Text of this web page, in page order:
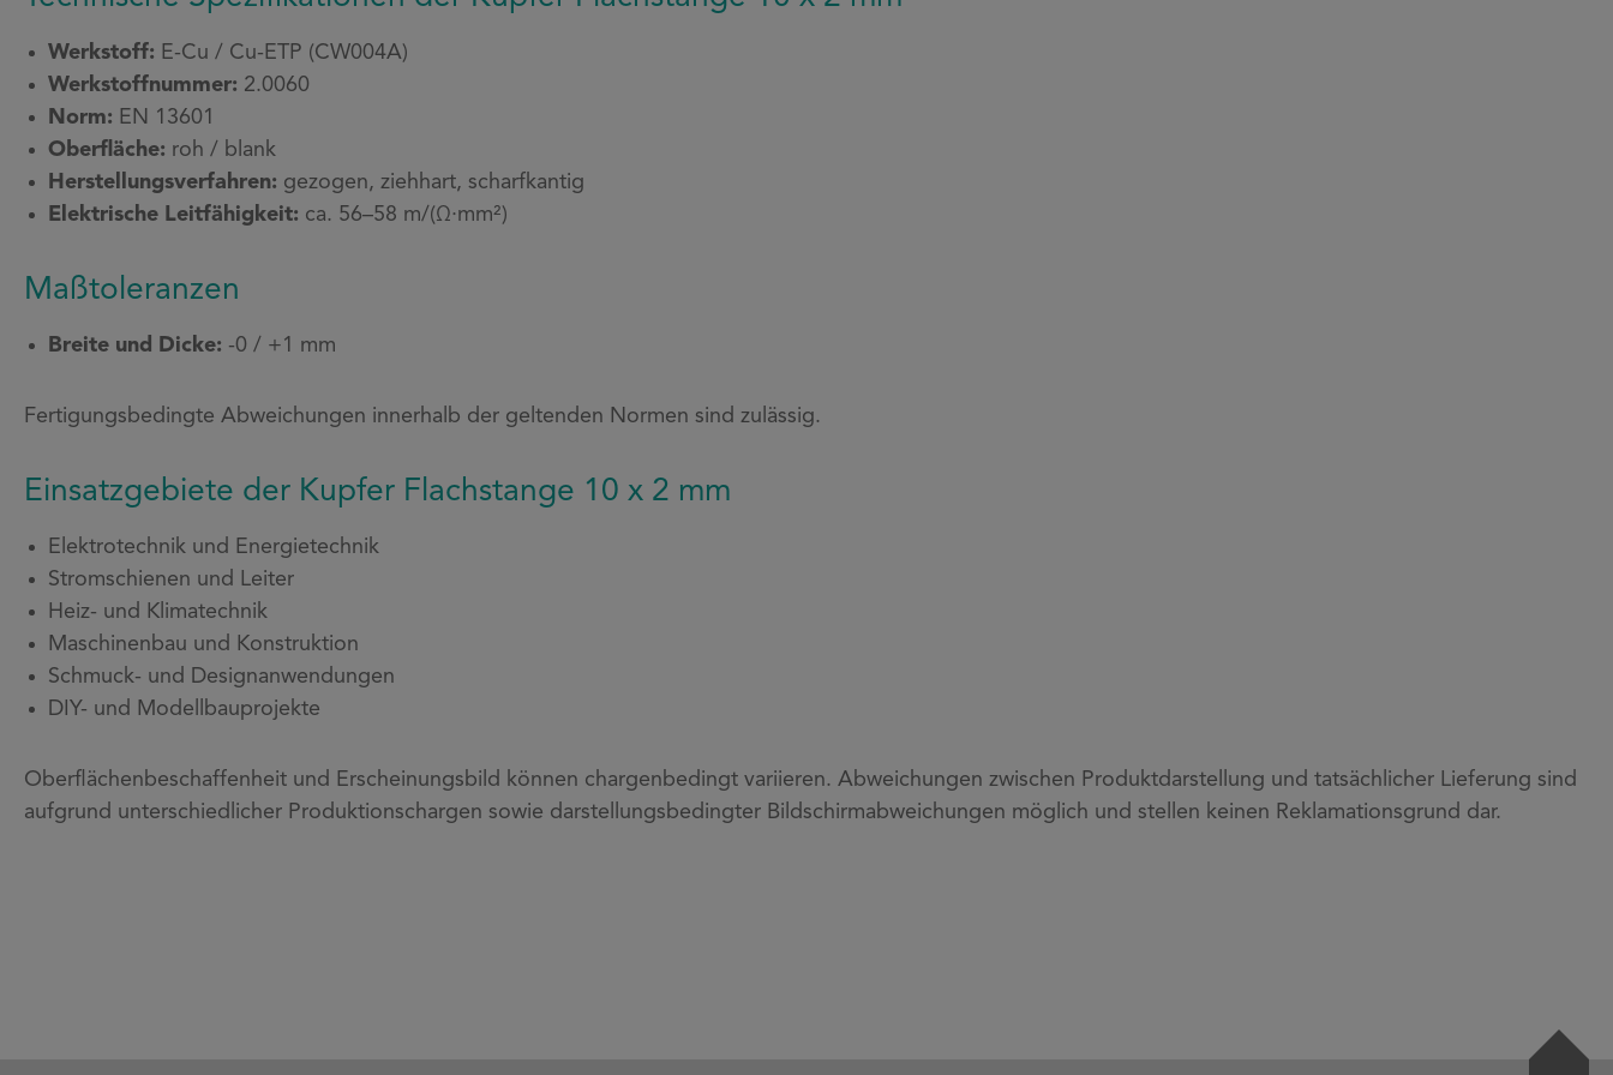
Werkstoff: E-Cu / Cu-ETP (CW004A)
Werkstoffnummer: 2.0060
Norm: EN 13601
Oberfläche: roh / blank
Herstellungsverfahren: gezogen, ziehhart, scharfkantig
Elektrische Leitfähigkeit: ca. 56–58 m/(Ω·mm²)
Maßtoleranzen
Breite und Dicke: -0 / +1 mm
Fertigungsbedingte Abweichungen innerhalb der geltenden Normen sind zulässig.
Einsatzgebiete der Kupfer Flachstange 10 x 2 mm
Elektrotechnik und Energietechnik
Stromschienen und Leiter
Heiz- und Klimatechnik
Maschinenbau und Konstruktion
Schmuck- und Designanwendungen
DIY- und Modellbauprojekte
Oberflächenbeschaffenheit und Erscheinungsbild können chargenbedingt variieren. Abweichungen zwischen Produktdarstellung und tatsächlicher Lieferung sind
aufgrund unterschiedlicher Produktionschargen sowie darstellungsbedingter Bildschirmabweichungen möglich und stellen keinen Reklamationsgrund dar.